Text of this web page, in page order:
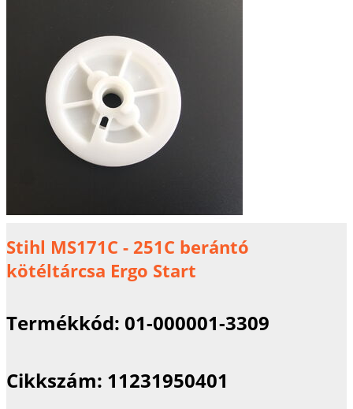
Stihl MS171C - 251C berántó
kötéltárcsa Ergo Start
Termékkód: 01-000001-3309
Cikkszám: 11231950401